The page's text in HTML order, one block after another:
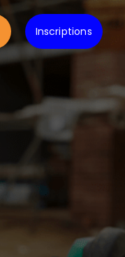
Inscriptions